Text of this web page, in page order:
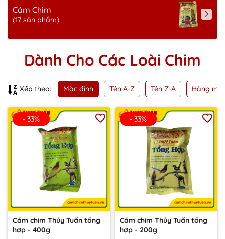
Cám Chim
(17 sản phẩm)
Dành Cho Các Loài Chim
Xếp theo: Mặc định Tên A-Z Tên Z-A Hàng mới
- 33%
Cám chim Thúy Tuấn tổng
hợp - 400g
- 33%
Cám chim Thúy Tuấn tổng
hợp - 200g